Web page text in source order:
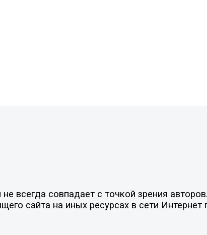
всегда совпадает с точкой зрения
сайта на иных ресурсах в сети Интернет